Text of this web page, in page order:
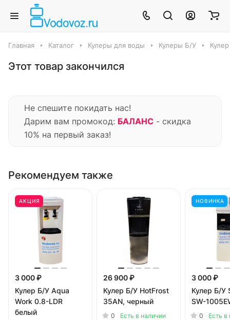
Главная Каталог Кулеры для воды Кулеры Б/У
Этот товар закончился
Не спешите покидать нас!
Дарим вам промокод: БАЛАНС - скидка
10% на первый заказ!
Рекомендуем также
АКЦИЯ
3 000 ₽
Кулер Б/У Aqua
Work 0.8-LDR
белый
26 900 ₽
Кулер Б/У HotFrost
35AN, черный
0
Есть в наличии
НОВИНКА
3 000 ₽
Кулер Б/У
SW-
0
Есть в